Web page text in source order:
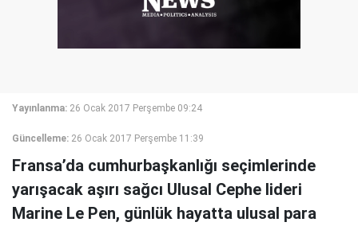
Yayınlanma: 26 Ocak 2017 Perşembe 09:24
Güncelleme: 26 Ocak 2017 Perşembe 11:39
Fransa’da cumhurbaşkanlığı seçimlerinde
yarışacak aşırı sağcı Ulusal Cephe lideri
Marine Le Pen, günlük hayatta ulusal para